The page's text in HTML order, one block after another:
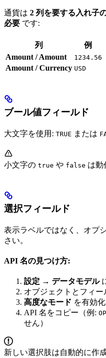
通貨は 2 列を要する入れ子
必要 です:
列
例
Amount / Amount
1234.56
Amount / Currency USD
ブール値フィールド
大文字を使用: TRUE または
小文字の true や false は動
選択フィールド
表示ラベルではなく、オプ
さい。
API 名の見つけ方:
設定 → データモデル
オブジェクトとフィー
高度なモード を有効
API 名をコピー（例:
せん）
新しい選択肢は自動的に作